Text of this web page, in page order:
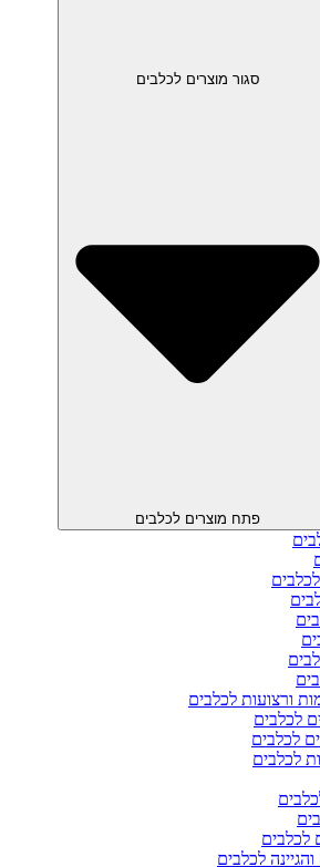
סגור מוצרים לכלבים
פתח מוצרים לכלבים
ורצועות לכלבים
לכלבים
לכלבים
לכלבים
לכלבים
לכלבים